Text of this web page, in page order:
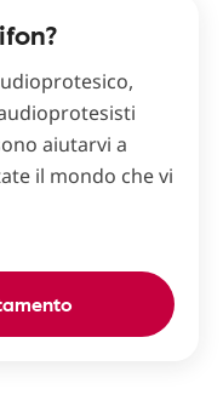
aiutarvi a
il mondo che vi